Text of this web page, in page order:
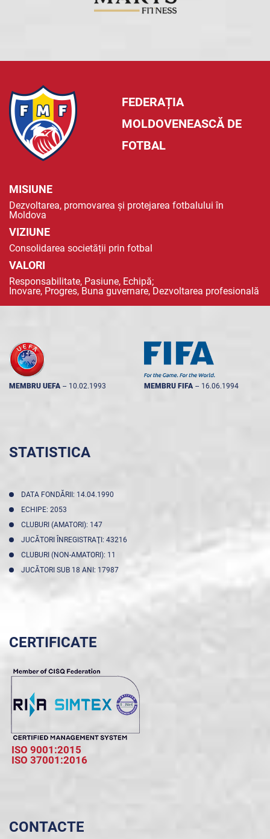
FEDERAȚIA
MOLDOVENEASCĂ DE
FOTBAL
MISIUNE
Dezvoltarea, promovarea și protejarea fotbalului în
Moldova
VIZIUNE
Consolidarea societății prin fotbal
VALORI
Responsabilitate, Pasiune, Echipă;
Inovare, Progres, Buna guvernare, Dezvoltarea profesională
MEMBRU UEFA -- 10.02.1993 MEMBRU FIFA -- 16.06.1994
STATISTICA
DATA FONDĂRII: 14.04.1990
ECHIPE: 2053
CLUBURI (AMATORI): 147
JUCĂTORI ÎNREGISTRAŢI: 43216
CLUBURI (NON-AMATORI): 11
JUCĂTORI SUB 18 ANI: 17987
CERTIFICATE
ISO 9001:2015
ISO 37001:2016
CONTACTE